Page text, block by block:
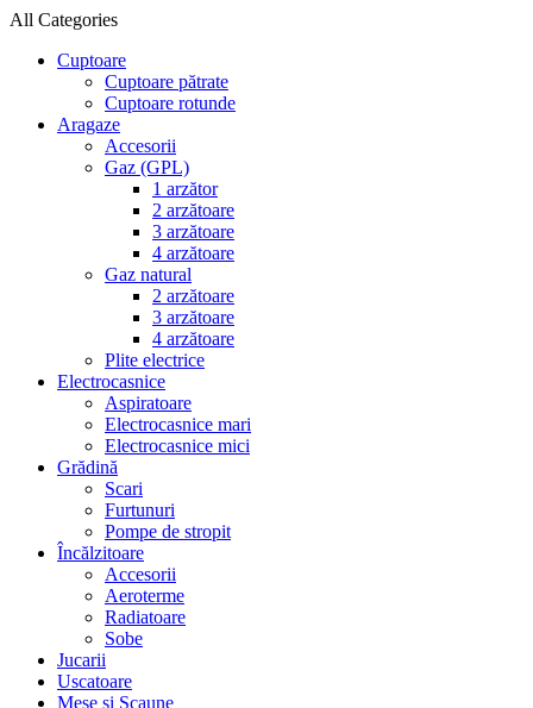
All Categories
Cuptoare
Cuptoare pătrate
Cuptoare rotunde
Aragaze
Accesorii
Gaz (GPL)
1 arzător
2 arzătoare
3 arzătoare
4 arzătoare
Gaz natural
2 arzătoare
3 arzătoare
4 arzătoare
Plite electrice
Electrocasnice
Aspiratoare
Electrocasnice mari
Electrocasnice mici
Grădină
Scari
Furtunuri
Pompe de stropit
Încălzitoare
Accesorii
Aeroterme
Radiatoare
Sobe
Jucarii
Uscatoare
Mese și Scaune